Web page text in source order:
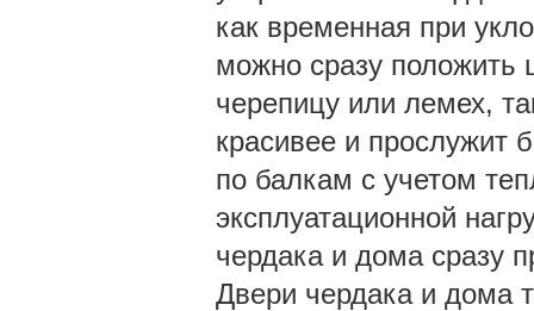
как временная при
можно сразу
черепицу или лемех,
красивее и прослужит
по балкам с учетом
эксплуатационной
чердака и дома сразу
Двери чердака и дома